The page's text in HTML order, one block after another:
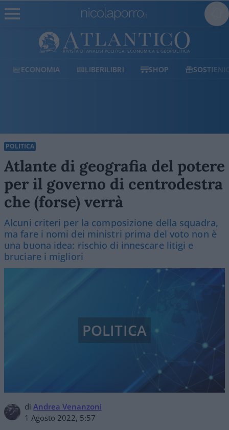
ECONOMIA LIBERILIBRI SHOP SOSTIENICI
POLITICA
Atlante di geografia del potere
per il governo di centrodestra
che (forse) verrà
Alcuni criteri per la composizione della squadra,
ma fare i nomi dei ministri prima del voto non è
una buona idea: rischio di innescare litigi e
bruciare i migliori
di Andrea Venanzoni
1 Agosto 2022, 5:57
POLITICA